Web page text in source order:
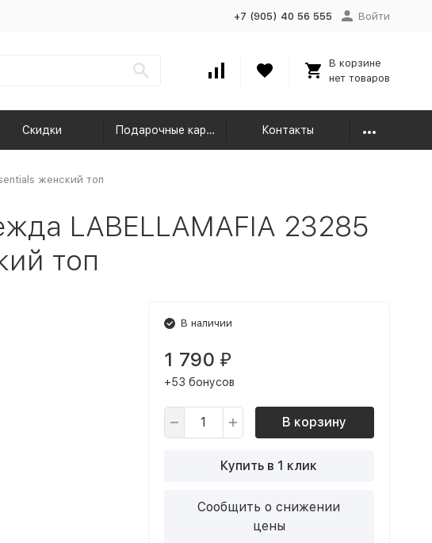
+7 (905) 40 56 555 Войти
В корзине
нет товаров
Скидки Подарочные карты Контакты
женский топ
LABELLAMAFIA 23285
топ
В наличии
1 790 ₽
+53 бонусов
В корзину
Купить в 1 клик
Сообщить о снижении
цены